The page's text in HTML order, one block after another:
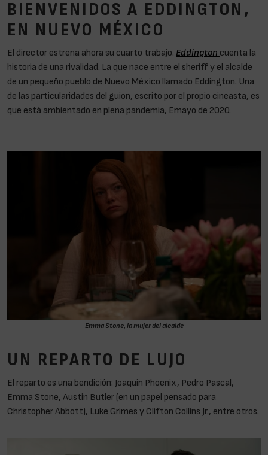
BIENVENIDOS A EDDINGTON,
EN NUEVO MÉXICO
El director estrena ahora su cuarto trabajo. Eddington cuenta la
historia de una rivalidad. La que nace entre el sheriff y el alcalde
de un pequeño pueblo de Nuevo México llamado Eddington. Una
de las particularidades del guion, escrito por el propio cineasta, es
que está ambientado en plena pandemia, Emayo de 2020.
Emma Stone, la mujer del alcalde
UN REPARTO DE LUJO
El reparto es una bendición: Joaquin Phoenix, Pedro Pascal,
Emma Stone, Austin Butler (en un papel pensado para
Christopher Abbott), Luke Grimes y Clifton Collins Jr., entre otros.